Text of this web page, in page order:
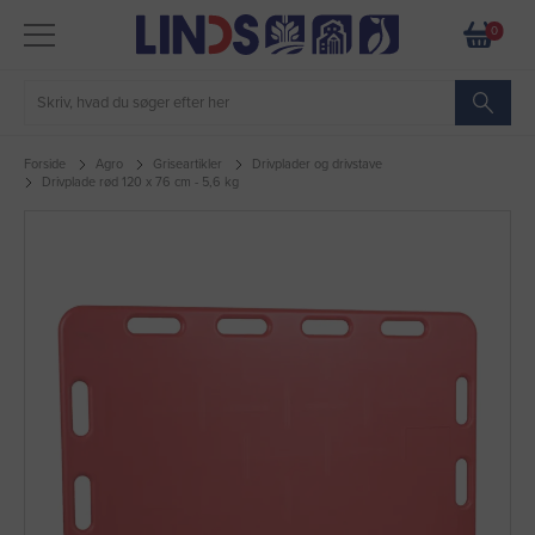
0
Forside Agro Griseartikler
Drivplader og drivstave
Drivplade rød 120 x 76 cm - 5,6 kg